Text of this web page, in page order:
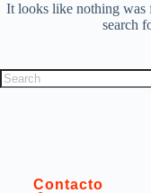
It looks like nothing was
search
Contacto